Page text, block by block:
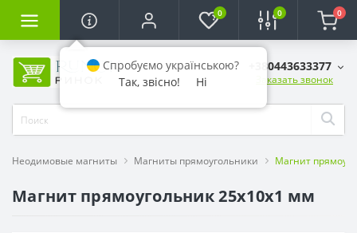
0 0 0
+380443633377
Заказать звонок
Неодимовые магниты Магниты прямоугольники Магнит
Магнит прямоугольник 25х10х1 мм
Спробуємо українською?
Так, звісно!
Ні